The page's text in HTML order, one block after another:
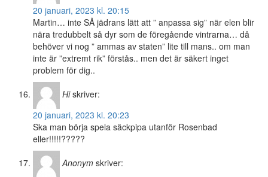
20 januari, 2023 kl. 20:15
Martin… inte SÅ jädrans lätt att ” anpassa sig” när elen blir
nära tredubbelt så dyr som de föregående vintrarna… då
behöver vi nog ” ammas av staten” lite till mans.. om man
inte är ”extremt rik” förstås.. men det är säkert inget
problem för dig..
Hi skriver:
20 januari, 2023 kl. 20:23
Ska man börja spela säckpipa utanför Rosenbad
eller!!!!!?????
Anonym skriver: